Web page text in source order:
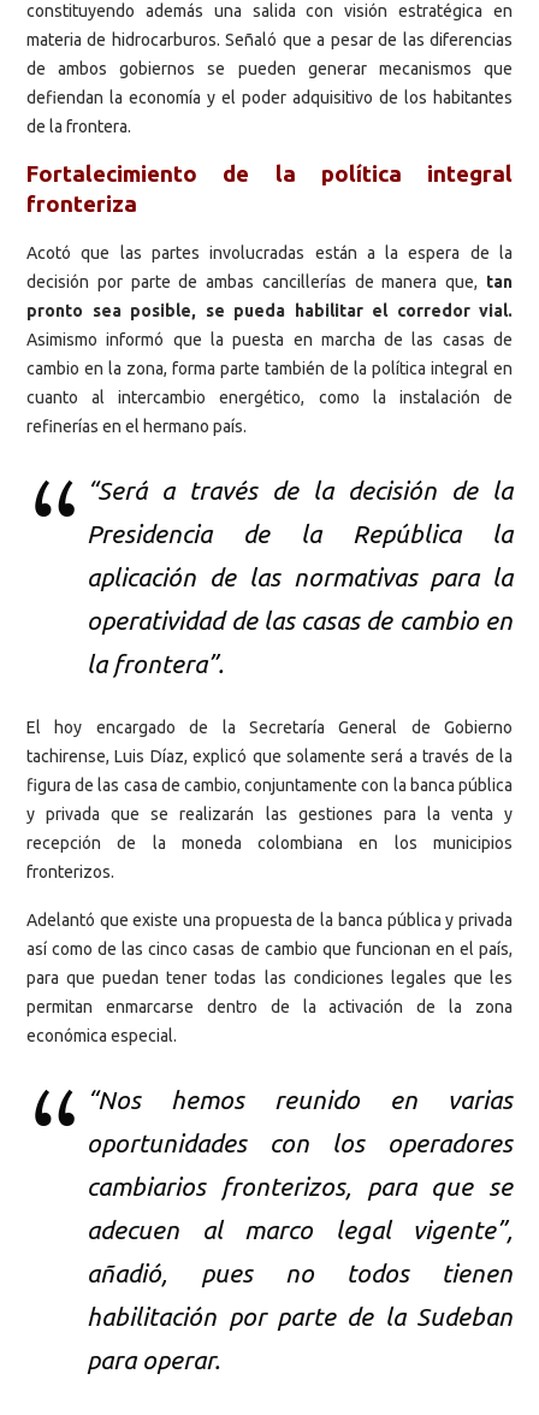
constituyendo además una salida con visión estratégica en
materia de hidrocarburos. Señaló que a pesar de las diferencias
de ambos gobiernos se pueden generar mecanismos que
defiendan la economía y el poder adquisitivo de los habitantes
de la frontera.
Fortalecimiento de la política integral
fronteriza
Acotó que las partes involucradas están a la espera de la
decisión por parte de ambas cancillerías de manera que, tan
pronto sea posible, se pueda habilitar el corredor vial.
Asimismo informó que la puesta en marcha de las casas de
cambio en la zona, forma parte también de la política integral en
cuanto al intercambio energético, como la instalación de
refinerías en el hermano país.
“Será a través de la decisión de la
Presidencia de la República la
aplicación de las normativas para la
operatividad de las casas de cambio en
la frontera”.
El hoy encargado de la Secretaría General de Gobierno
tachirense, Luis Díaz, explicó que solamente será a través de la
figura de las casa de cambio, conjuntamente con la banca pública
y privada que se realizarán las gestiones para la venta y
recepción de la moneda colombiana en los municipios
fronterizos.
Adelantó que existe una propuesta de la banca pública y privada
así como de las cinco casas de cambio que funcionan en el país,
para que puedan tener todas las condiciones legales que les
permitan enmarcarse dentro de la activación de la zona
económica especial.
“Nos hemos reunido en varias
oportunidades con los operadores
cambiarios fronterizos, para que se
adecuen al marco legal vigente”,
añadió, pues no todos tienen
habilitación por parte de la Sudeban
para operar.